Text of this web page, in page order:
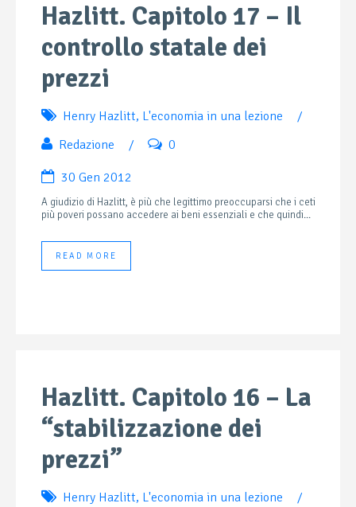
Hazlitt. Capitolo 17 – Il
controllo statale dei
prezzi
Henry Hazlitt, L'economia in una lezione
/
Redazione
/ 0
30 Gen 2012
A giudizio di Hazlitt, è più che legittimo preoccuparsi che i ceti
più poveri possano accedere ai beni essenziali e che quindi...
READ MORE
Hazlitt. Capitolo 16 – La
“stabilizzazione dei
prezzi”
Henry Hazlitt, L'economia in una lezione
/